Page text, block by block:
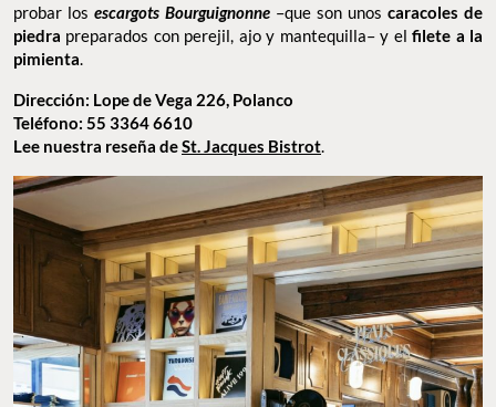
probar los escargots Bourguignonne –que son unos caracoles de
piedra preparados con perejil, ajo y mantequilla– y elfilete a la
pimienta.
Dirección: Lope de Vega 226, Polanco
Teléfono: 55 3364 6610
Lee nuestra reseña deSt. Jacques Bistrot.